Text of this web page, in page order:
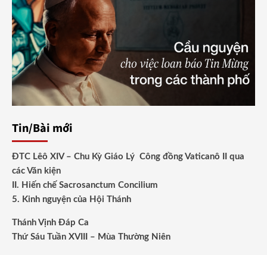
Tin/Bài mới
ĐTC Lêô XIV – Chu Kỳ Giáo Lý Công đồng Vaticanô II qua
các Văn kiện
II. Hiến chế Sacrosanctum Concilium
5. Kinh nguyện của Hội Thánh
Thánh Vịnh Đáp Ca
Thứ Sáu Tuần XVIII – Mùa Thường Niên